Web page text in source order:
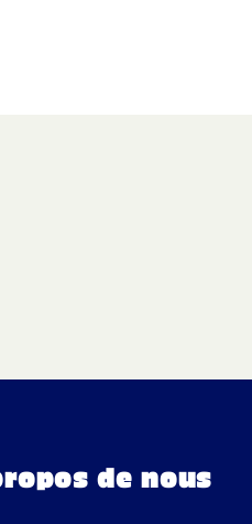
de nous